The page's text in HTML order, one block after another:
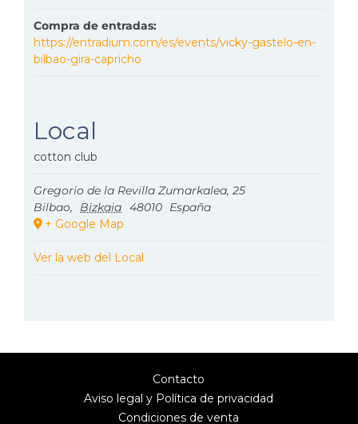
Compra de entradas:
https://entradium.com/es/events/vicky-gastelo-en-
bilbao-gira-capricho
Local
cotton club
Gregorio de la Revilla Zumarkalea, 25
Bilbao, Bizkaia 48010 España
+ Google Map
Ver la web del Local
Contacto
Aviso legal y Política de privacidad
Condiciones de venta